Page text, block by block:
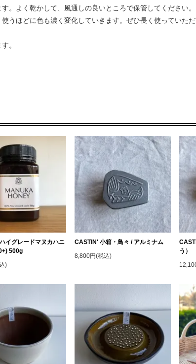
。よく乾かして、風通しの良いところで保管してください。
うほどに色も濃く変化していきます。ぜひ長く使っていた
。
イグレードマヌカハニ
500g
)
CASTIN' 小箱・鳥々 / アルミナム
8,800円(税込)
う）